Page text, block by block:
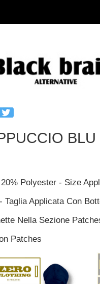
BLU
Polyester - Size
Taglia Applicata Con
Nella Sezione
Patches